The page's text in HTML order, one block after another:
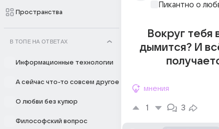
Пространства
В ТОПЕ НА ОТВЕТАХ
Информационные технологии
А сейчас что-то совсем другое
О любви без купюр
Философский вопрос
Пикантно о
Вокруг тебя
дымится? И
мнения
1 3